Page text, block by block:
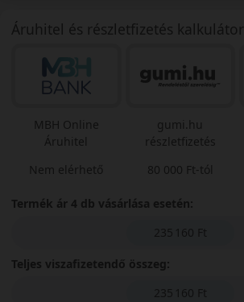
Áruhitel és részletfizetés kalkulátor
MBH Online
Áruhitel
Nem elérhető
gumi.hu
részletfizetés
80 000 Ft-tól
Termék ár 4 db vásárlása esetén:
235 160 Ft
Teljes viszafizetendő összeg:
235 160 Ft